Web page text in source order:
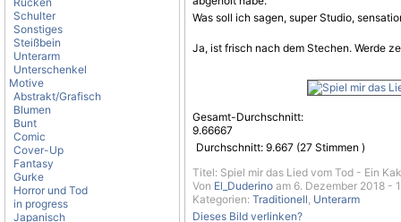
Schulter
Sonstiges
Steißbein
Unterarm
Unterschenkel
Motive
Abstrakt/Grafisch
Blumen
Bunt
Comic
Cover-Up
Fantasy
Gurke
Horror und Tod
in progress
Japanisch
Was soll ich sagen, super Studio,
Ja, ist frisch nach dem Stechen. Werde
Gesamt-Durchschnitt:
9.66667
Durchschnitt: 9.667 (27 Stimmen )
Titel: Spiel mir das Lied vom Tod - Ein
Von El_Duderino am 6. Dezember 2018 -
Kategorien: Traditionell, Unterarm
Dieses Bild verlinken?